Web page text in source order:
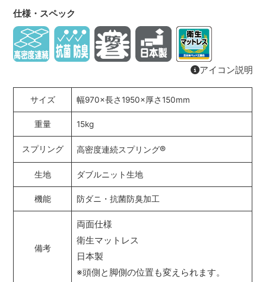
仕様・スペック
アイコン説明
サイズ 幅970×長さ1950×厚さ150mm
重量 15kg
スプリング 高密度連続スプリング®
生地 ダブルニット生地
機能 防ダニ・抗菌防臭加工
備考
両面仕様
衛生マットレス
日本製
※頭側と脚側の位置も変えられます。